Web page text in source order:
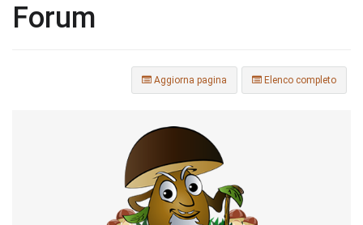
Forum
Elenco completo
Aggiorna pagina